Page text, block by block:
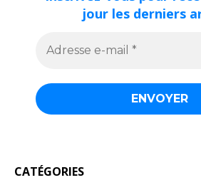
jour les derniers
CATÉGORIES